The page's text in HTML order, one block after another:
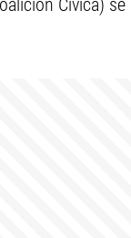
Cívica) se